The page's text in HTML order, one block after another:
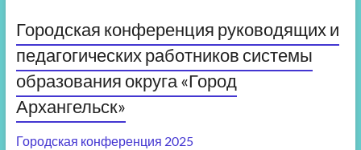
Городская конференция руководящих и
педагогических работников системы
образования округа «Город
Архангельск»
Городская конференция 2025